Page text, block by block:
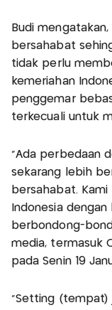
Budi
bersahabat
tidak perlu
kemeriahan
penggemar
terkecuali untuk
"Ada perbedaan
sekarang lebih
bersahabat.
Indonesia
berbondong-
media, termasuk
pada Senin 19
"Setting (tempat)